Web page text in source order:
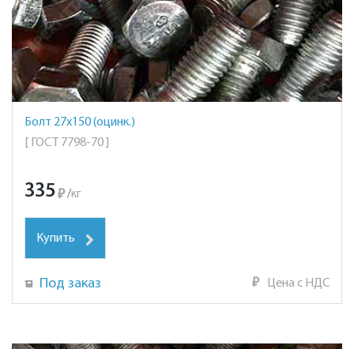
Болт 27х150 (оцинк.)
[ ГОСТ 7798-70 ]
335₽ /кг
Купить
Под заказ ₽ Цена с НДС